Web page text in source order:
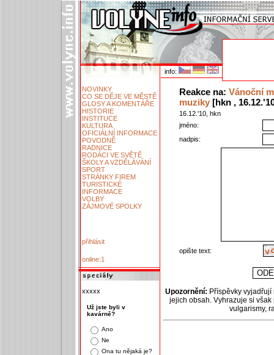
info:
NOVINKY
CO SE DĚJE VE MĚSTĚ
GLOSY A KOMENTÁŘE
HISTORIE
INSTITUCE
KULTURA
OFICIÁLNÍ INFORMACE
POVODNĚ
RADNICE
RODÁCI VE SVĚTĚ
ŠKOLY A VZDĚLÁVÁNÍ
SPORT
STRÁNKY FIREM
TURISTICKÉ
INFORMACE
VOLBY
ZÁJMOVÉ SPOLKY
přihlásit
online:1
xxxxx
Už jste byli v
kavárně?
Ano
Ne
Ona tu nějaká je?
Reakce na: Vánoční
muziky[hkn ,
16.12.'10, hkn
jméno:
nadpis:
opište text:
Upozornění: Příspěvky
jejich obsah. Vyhrazuje si
vulgarismy,